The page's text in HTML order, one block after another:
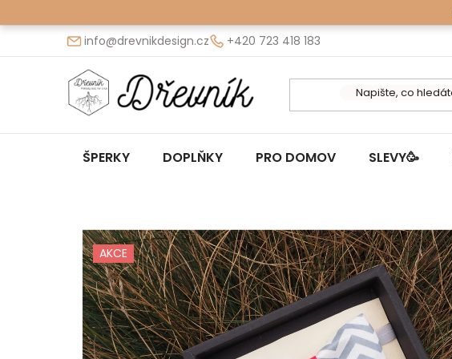
na
info@drevnikdesign.cz +420 723 418 183
ŠPERKY DOPLŇKY PRO DOMOV SLEVY🥳
AKCE